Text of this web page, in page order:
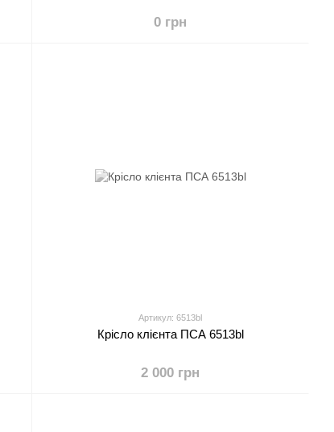
0 грн
Артикул: 6513bl
Крісло клієнта ПСА 6513bl
2 000 грн